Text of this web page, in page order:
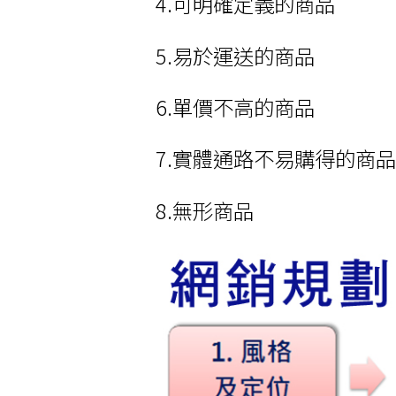
5.易於運送的商品
6.單價不高的商品
7.實體通路不易購得的商品
8.無形商品